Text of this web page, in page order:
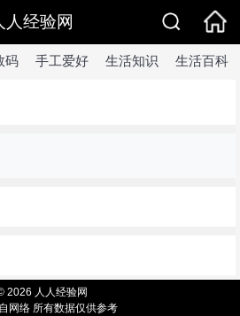
人经验网
码 手工爱好 生活知识 生活百科
2026 人人经验网
网络 所有数据仅供参考